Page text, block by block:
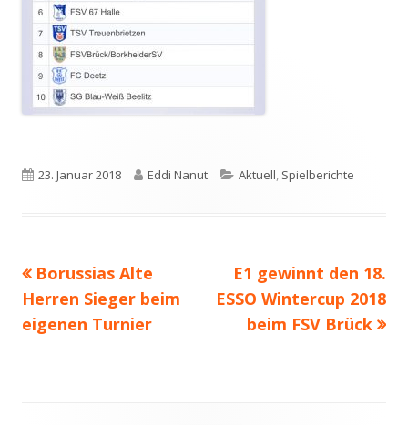
Veröffentlicht
23. Januar 2018 Autor
Eddi Nanut Kategorien
Aktuell Spielberichte
Beitragsnavigation
Vorheriger
Beitrag:
Borussias Alte
Herren Sieger beim
eigenen Turnier
Nächster
Beitrag
E1 gewinnt den 18.
ESSO Wintercup 2018
beim FSV Brück